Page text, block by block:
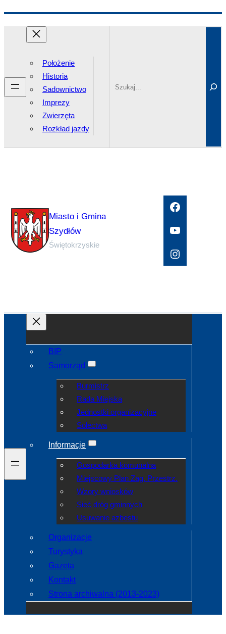
Położenie
Historia
Sadownictwo
Imprezy
Zwierzęta
Rozkład jazdy
Miasto i Gmina
Szydłów
Świętokrzyskie
Facebook
YouTube
Instagram
BIP
Samorząd
Burmistrz
Rada Miejska
Jednostki organizacyjne
Sołectwa
Informacje
Gospodarka komunalna
Miejscowy Plan Zag. Przestrz.
Wzory wniosków
Sieć dróg gminnych
Usuwanie azbestu
Organizacje
Turystyka
Gazeta
Kontakt
Strona archiwalna (2013-2023)